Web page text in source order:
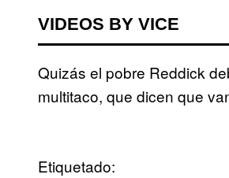
VIDEOS BY VICE
Quizás el pobre Reddick
multitaco, que dicen que
Etiquetado: